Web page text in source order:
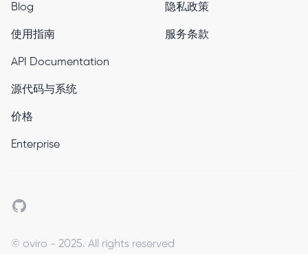
Blog
使用指南
API Documentation
源代码与系统
价格
Enterprise
隐私政策
服务条款
Github
© oviro - 2025. All rights reserved